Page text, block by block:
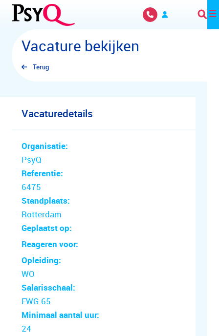
Overslaan en naar hoofdinhoud gaan
Vacature bekijken
Terug
Vacaturedetails
Organisatie:
PsyQ
Referentie:
6475
Standplaats:
Rotterdam
Geplaatst op:
Reageren voor:
Opleiding:
WO
Salarisschaal:
FWG 65
Minimaal aantal uur:
24